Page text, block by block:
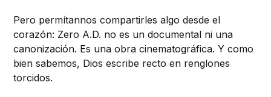
Pero permítannos compartirles algo desde el
corazón: Zero A.D. no es un documental ni una
canonización. Es una obra cinematográfica. Y como
bien sabemos, Dios escribe recto en renglones
torcidos.